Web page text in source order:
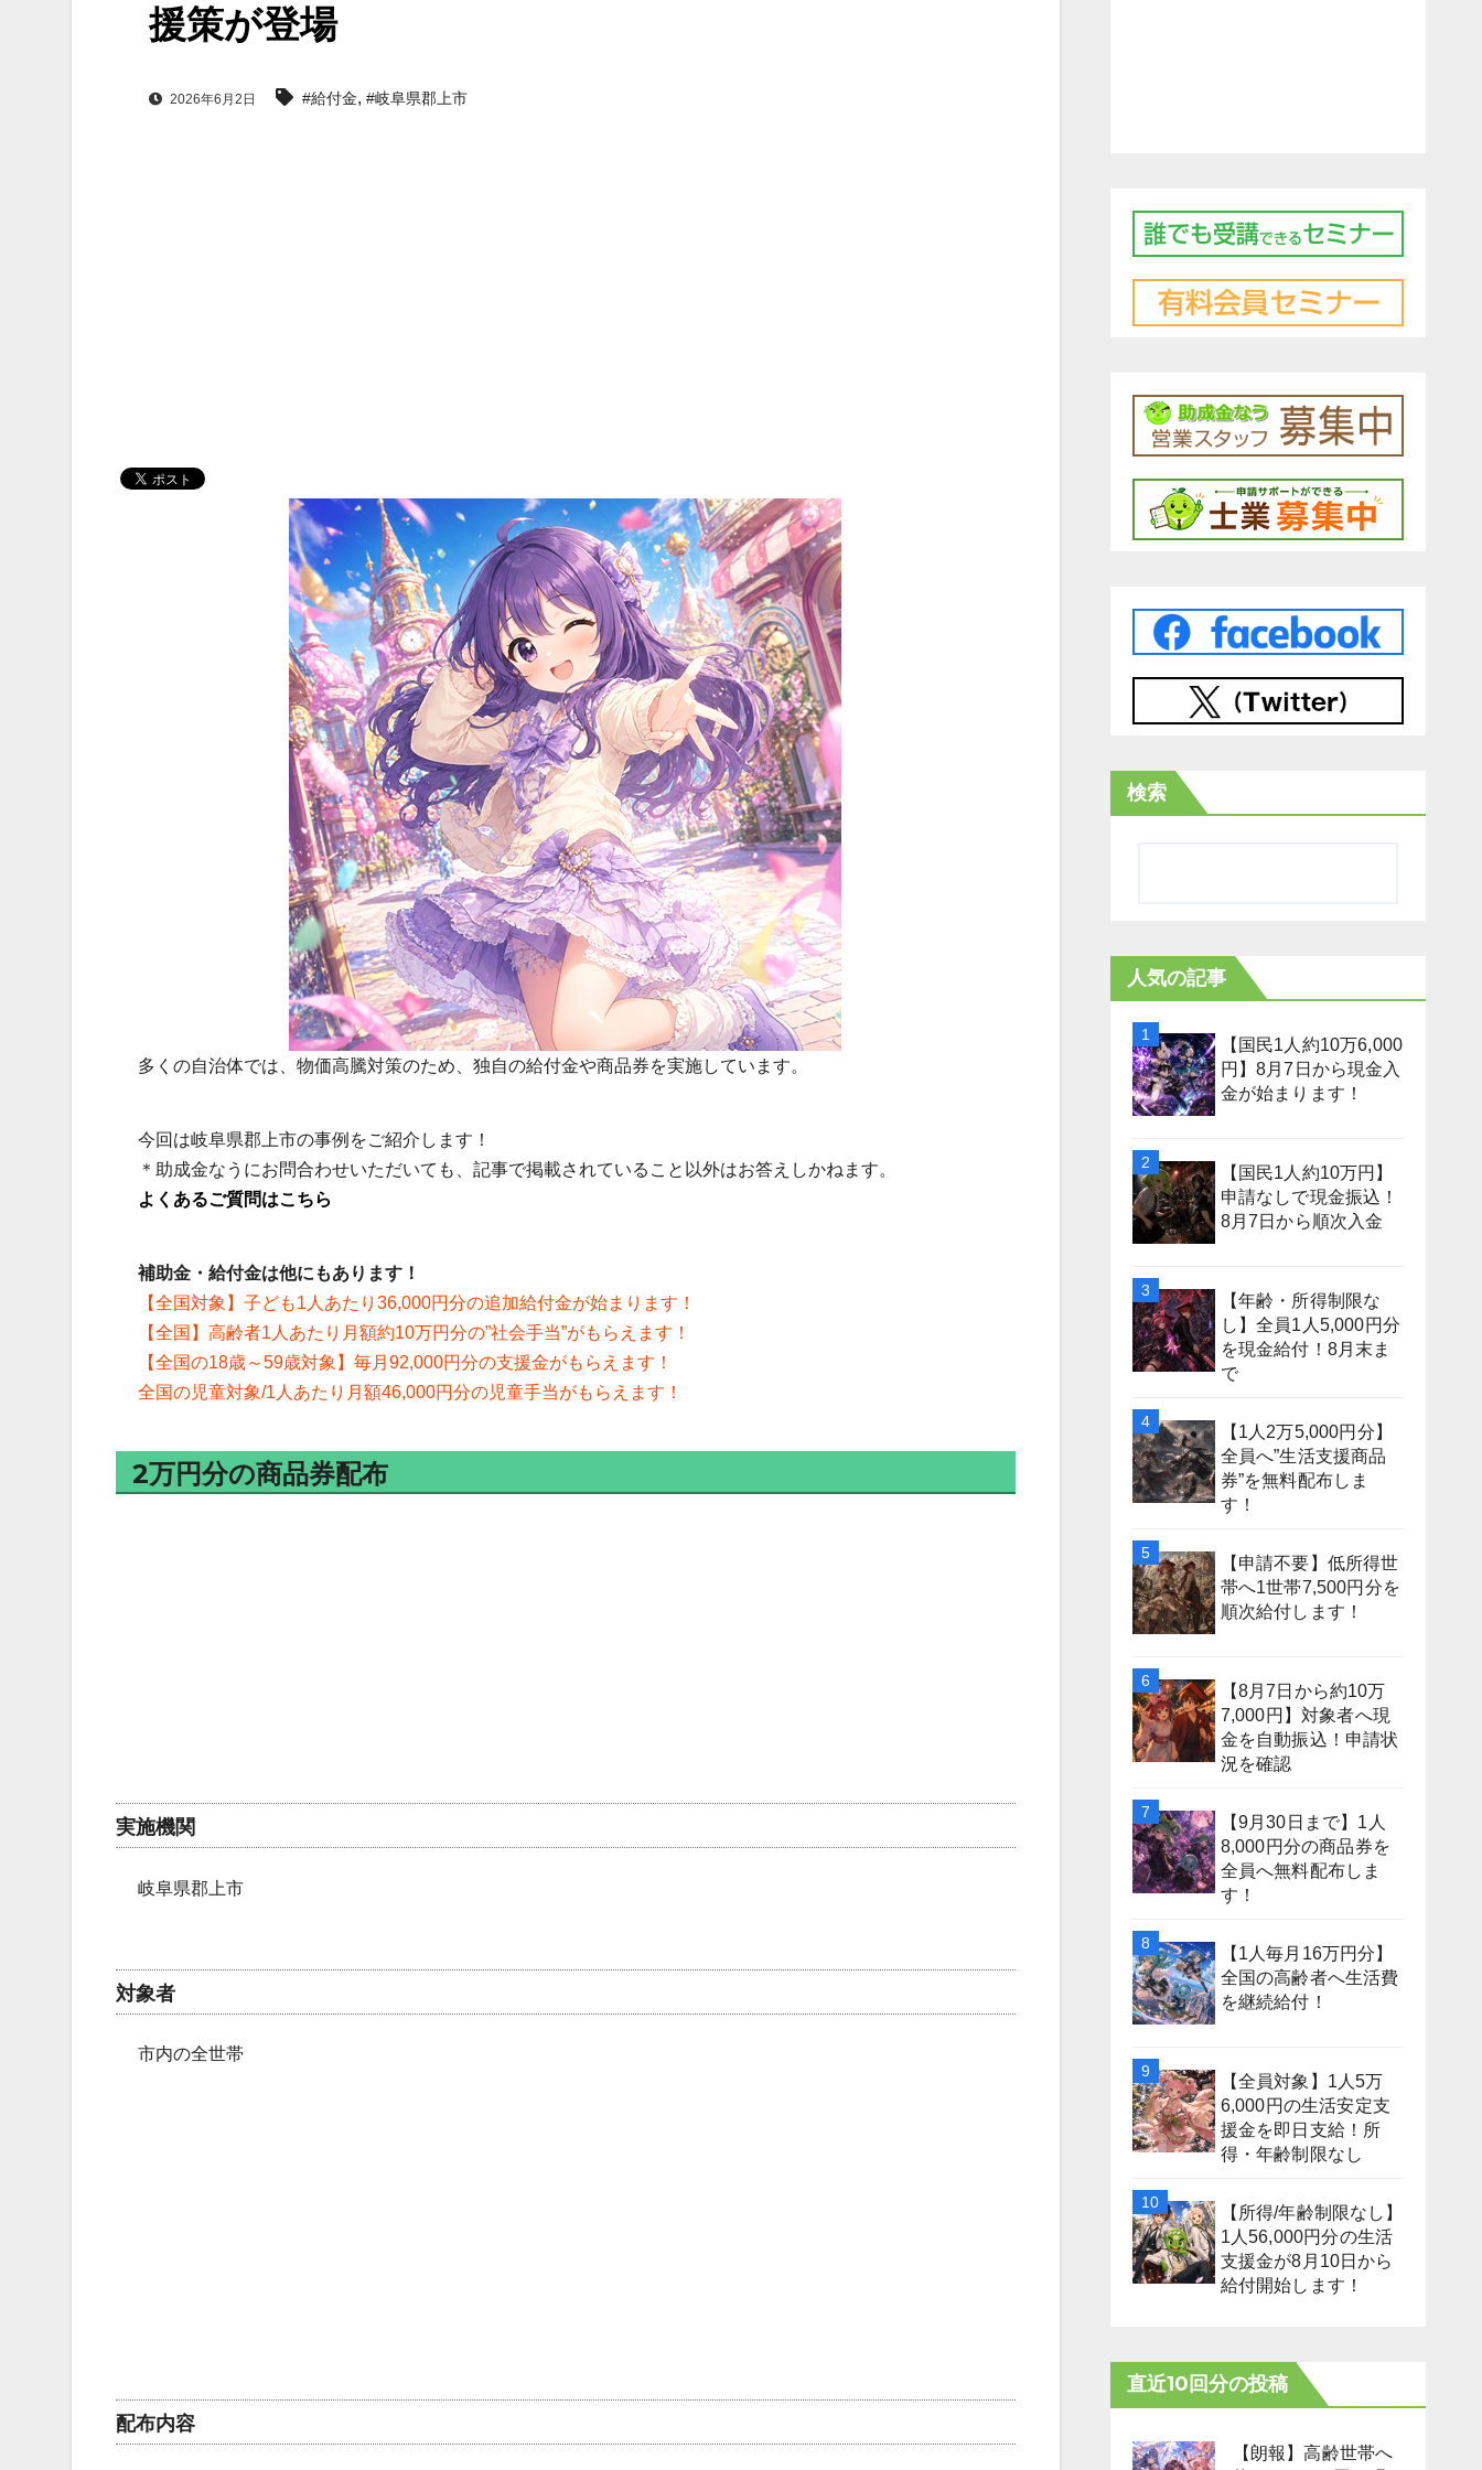
援策が登場
2026年6月2日 #給付金, #岐阜県郡上市
多くの自治体では、物価高騰対策のため、独自の給付金や商品券を実施しています。
今回は岐阜県郡上市の事例をご紹介します！
＊助成金なうにお問合わせいただいても、記事で掲載されていること以外はお答えしかねます。
よくあるご質問はこちら
補助金・給付金は他にもあります！
【全国対象】子ども1人あたり36,000円分の追加給付金が始まります！
【全国】高齢者1人あたり月額約10万円分の”社会手当”がもらえます！
【全国の18歳～59歳対象】毎月92,000円分の支援金がもらえます！
全国の児童対象/1人あたり月額46,000円分の児童手当がもらえます！
2万円分の商品券配布
実施機関
岐阜県郡上市
対象者
市内の全世帯
配布内容
検索
人気の記事
【国民1人約10万6,000
円】8月7日から現金入
金が始まります！
【国民1人約10万円】
申請なしで現金振込！
8月7日から順次入金
【年齢・所得制限な
し】全員1人5,000円分
を現金給付！8月末ま
で
【1人2万5,000円分】
全員へ”生活支援商品
券”を無料配布しま
す！
【申請不要】低所得世
帯へ1世帯7,500円分を
順次給付します！
【8月7日から約10万
7,000円】対象者へ現
金を自動振込！申請状
況を確認
【9月30日まで】1人
8,000円分の商品券を
全員へ無料配布しま
す！
【1人毎月16万円分】
全国の高齢者へ生活費
を継続給付！
【全員対象】1人5万
6,000円の生活安定支
援金を即日支給！所
得・年齢制限なし
【所得/年齢制限なし】
1人56,000円分の生活
支援金が8月10日から
給付開始します！
直近10回分の投稿
【朗報】高齢世帯へ